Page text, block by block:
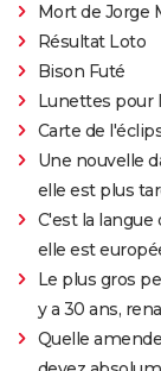
Mort de Jorge
Résultat Loto
Bison Futé
Lunettes pour
Carte de
Une nouvelle
elle est plus
C'est la
elle est
Le plus gros
y a 30 ans,
Quelle